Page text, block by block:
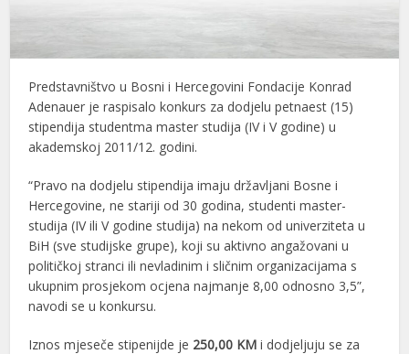
Predstavništvo u Bosni i Hercegovini Fondacije Konrad
Adenauer je raspisalo konkurs za dodjelu petnaest (15)
stipendija studentma master studija (IV i V godine) u
akademskoj 2011/12. godini.
“Pravo na dodjelu stipendija imaju državljani Bosne i
Hercegovine, ne stariji od 30 godina, studenti master-
studija (IV ili V godine studija) na nekom od univerziteta u
BiH (sve studijske grupe), koji su aktivno angažovani u
političkoj stranci ili nevladinim i sličnim organizacijama s
ukupnim prosjekom ocjena najmanje 8,00 odnosno 3,5”,
navodi se u konkursu.
Iznos mjeseče stipenijde je 250,00 KM i dodjeljuju se za